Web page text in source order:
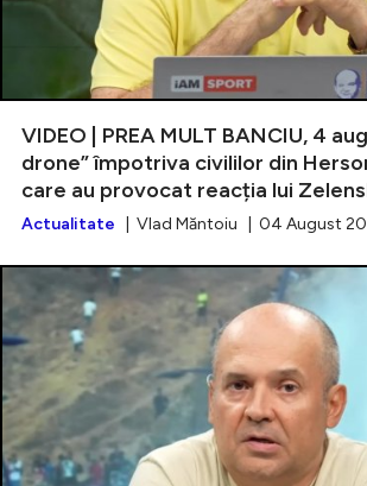
VIDEO | PREA MULT BANCIU, 4
drone” împotriva civililor din
care au provocat reacția lui
Actualitate | Vlad Măntoiu | 04 August